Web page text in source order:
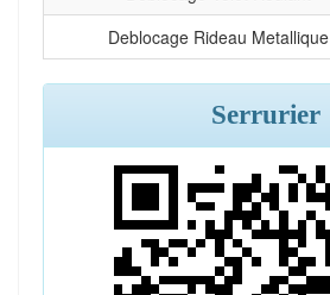
Deblocage Rideau Metallique
Serrurier